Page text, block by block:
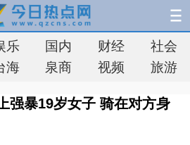
乐 国内 财经
社会
海 泉商 视频 旅游
强暴19岁女子 骑在对方身